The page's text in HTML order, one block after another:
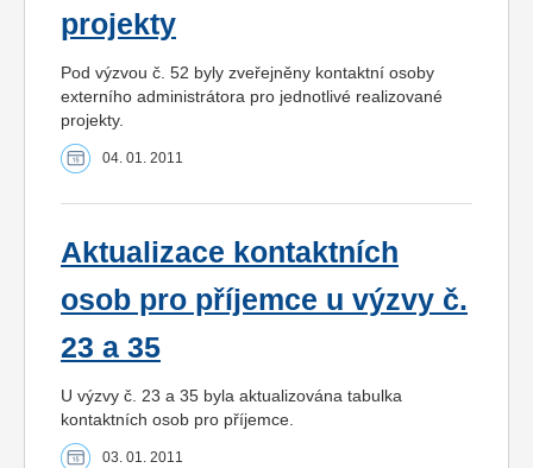
projekty
Pod výzvou č. 52 byly zveřejněny kontaktní osoby
externího administrátora pro jednotlivé realizované
projekty.
04. 01. 2011
Aktualizace kontaktních
osob pro příjemce u výzvy č.
23 a 35
U výzvy č. 23 a 35 byla aktualizována tabulka
kontaktních osob pro příjemce.
03. 01. 2011